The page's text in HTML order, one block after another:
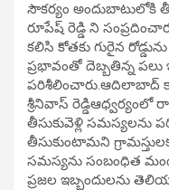
సౌకర్యం అందుబాటులోకి
రూపేష్ రెడ్డి ని
కలిసి కోతకు గురైన
ప్రభావంతో దెబ్బతిన్న పలు
పరిశీలించారు.ఆదిలాబాద్
శ్రీనివాస్ రెడ్డిఆధ్వర్యంలో
తీసుకువెళ్లి సమస్యలను
తీసుకుంటామని
సమస్యను సంబంధిత
ప్రజల ఇబ్బందులను